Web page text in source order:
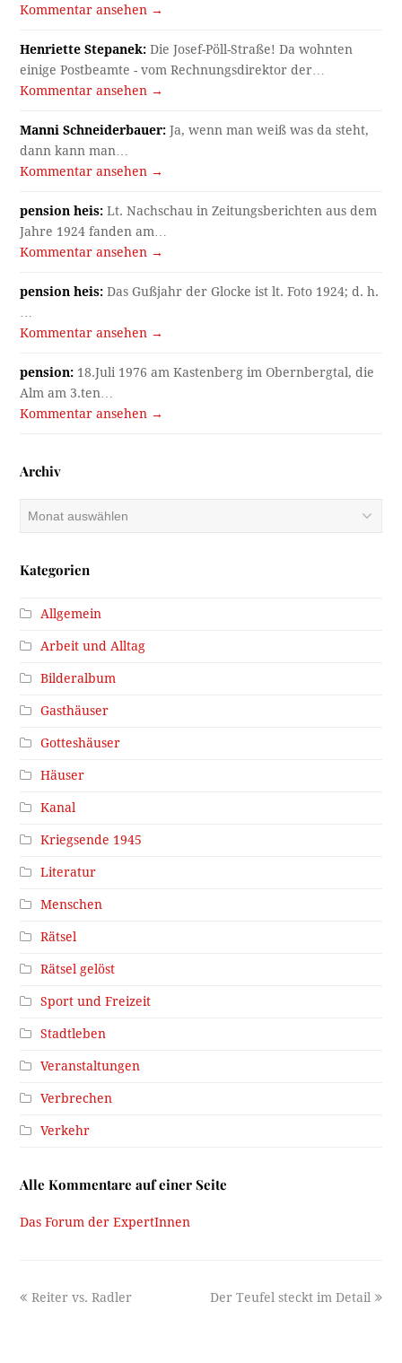
Kommentar ansehen →
Henriette Stepanek: Die Josef-Pöll-Straße! Da wohnten
einige Postbeamte - vom Rechnungsdirektor der…
Kommentar ansehen →
Manni Schneiderbauer: Ja, wenn man weiß was da steht,
dann kann man…
Kommentar ansehen →
pension heis: Lt. Nachschau in Zeitungsberichten aus dem
Jahre 1924 fanden am…
Kommentar ansehen →
pension heis: Das Gußjahr der Glocke ist lt. Foto 1924; d. h.
Kommentar ansehen →
pension: 18.Juli 1976 am Kastenberg im Obernbergtal, die
Alm am 3.ten…
Kommentar ansehen →
Archiv
Kategorien
Allgemein
Arbeit und Alltag
Bilderalbum
Gasthäuser
Gotteshäuser
Häuser
Kanal
Kriegsende 1945
Literatur
Menschen
Rätsel
Rätsel gelöst
Sport und Freizeit
Stadtleben
Veranstaltungen
Verbrechen
Verkehr
Alle Kommentare auf einer Seite
Das Forum der ExpertInnen
previous
Reiter vs. Radler
next
Der Teufel steckt im Detail